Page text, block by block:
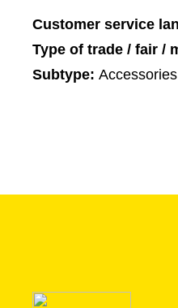
Customer service
Type of trade / fair /
Subtype: